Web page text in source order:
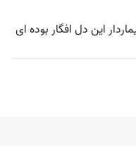
این دل افگار بوده ای